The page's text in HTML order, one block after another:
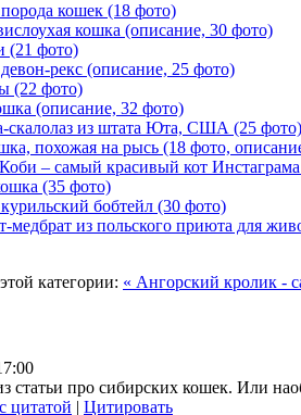
кошек (18 фото)
кошка (описание, 30 фото)
(21 фото)
рекс (описание, 25 фото)
(22 фото)
(описание, 32 фото)
скалолаз из штата Юта, США (25 фото)
похожая на рысь (18 фото,
– самый красивый кот
(35 фото)
бобтейл (30 фото)
медбрат из польского приюта для
категории: « Ангорский кролик -
статьи про сибирских кошек. Или
цитатой | Цитировать